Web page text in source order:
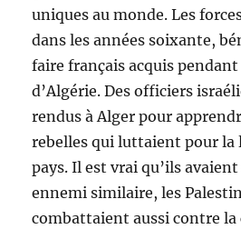
uniques au monde. Les
dans les années soixante,
faire français acquis
d’Algérie. Des officiers
rendus à Alger pour
rebelles qui luttaient pour la
pays. Il est vrai qu’ils
ennemi similaire, les
combattaient aussi contre